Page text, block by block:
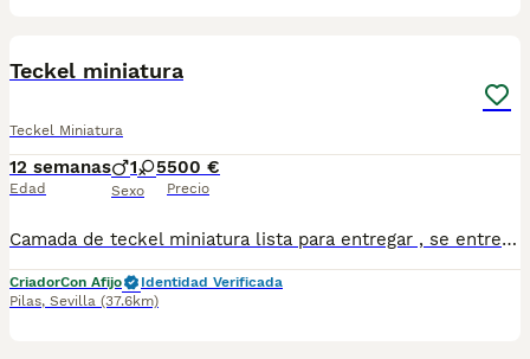
Teckel miniatura
Teckel Miniatura
12 semanas
Edad
1 5
Sexo
500 €
Precio
Camada de teckel miniatura lista para entregar , se entregan desparasitados externa y internamente y vacunados de parvovirus y moquillo , con informe veterinario antes de la entrega , recién revisados .
CriadorCon Afijo
Identidad Verificada
Pilas, Sevilla (37.6km)